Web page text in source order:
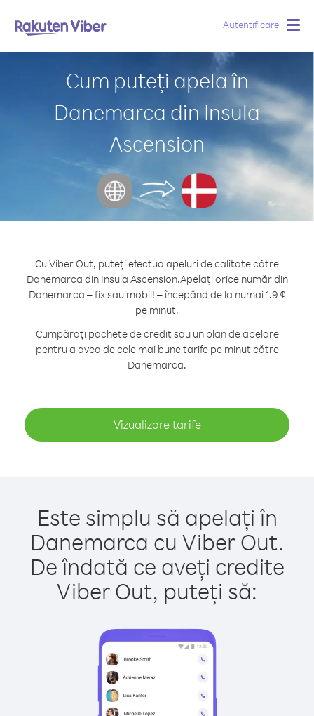
Autentificare
Cum puteți apela în
Danemarca din Insula
Ascension
Cu Viber Out, puteți efectua apeluri de calitate către
Danemarca din Insula Ascension.Apelați orice număr din
Danemarca – fix sau mobil! – începând de la numai 1.9 ¢
pe minut.
Cumpărați pachete de credit sau un plan de apelare
pentru a avea de cele mai bune tarife pe minut către
Danemarca.
Vizualizare tarife
Este simplu să apelați în
Danemarca cu Viber Out.
De îndată ce aveți credite
Viber Out, puteți să: